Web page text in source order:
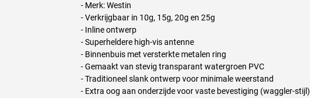
- Merk: Westin
- Verkrijgbaar in 10g, 15g, 20g en 25g
- Inline ontwerp
- Superheldere high-vis antenne
- Binnenbuis met versterkte metalen ring
- Gemaakt van stevig transparant watergroen PVC
- Traditioneel slank ontwerp voor minimale weerstand
- Extra oog aan onderzijde voor vaste bevestiging (waggler-stijl)